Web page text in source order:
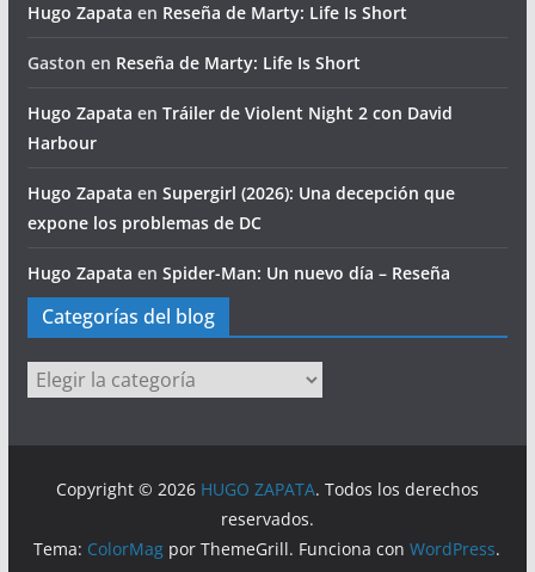
Hugo Zapata en Reseña de Marty: Life Is Short
Gaston en Reseña de Marty: Life Is Short
Hugo Zapata en Tráiler de Violent Night 2 con David
Harbour
Hugo Zapata en Supergirl (2026): Una decepción que
expone los problemas de DC
Hugo Zapata en Spider-Man: Un nuevo día – Reseña
Categorías del blog
Categorías
del
Copyright © 2026 HUGO ZAPATA. Todos los derechos
reservados.
Tema: ColorMag por ThemeGrill. Funciona conWordPress.